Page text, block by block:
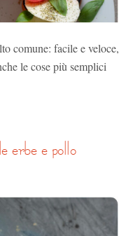
comune: facile e veloce,
le cose più semplici